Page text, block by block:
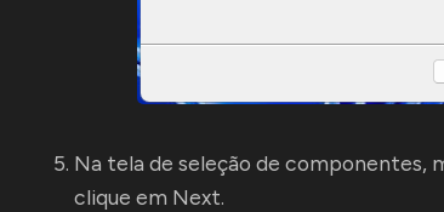
Na tela de seleção de componentes,
clique em Next.